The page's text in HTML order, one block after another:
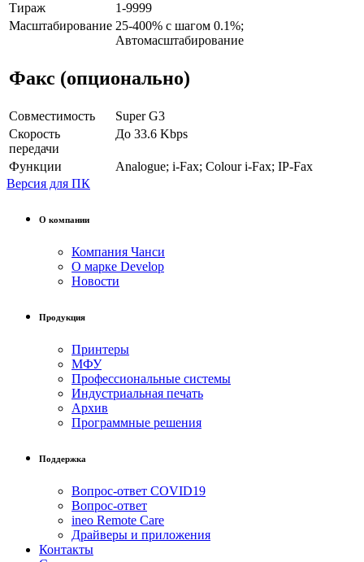
Тираж
1-9999
Масштабирование 25-400% с шагом 0.1%;
Автомасштабирование
Факс (опционально)
Совместимость
Super G3
Скорость
передачи
До 33.6 Kbps
Функции
Analogue; i-Fax; Colour i-Fax; IP-Fax
Версия для ПК
О компании
Компания Чанси
О марке Develop
Новости
Продукция
Принтеры
МФУ
Профессиональные системы
Индустриальная печать
Архив
Программные решения
Поддержка
Вопрос-ответ COVID19
Вопрос-ответ
ineo Remote Care
Драйверы и приложения
Контакты